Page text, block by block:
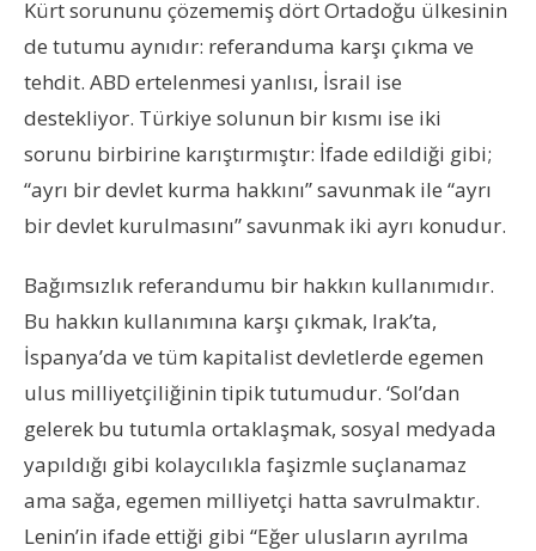
Kürt sorununu çözememiş dört Ortadoğu ülkesinin
de tutumu aynıdır: referanduma karşı çıkma ve
tehdit. ABD ertelenmesi yanlısı, İsrail ise
destekliyor. Türkiye solunun bir kısmı ise iki
sorunu birbirine karıştırmıştır: İfade edildiği gibi;
“ayrı bir devlet kurma hakkını” savunmak ile “ayrı
bir devlet kurulmasını” savunmak iki ayrı konudur.
Bağımsızlık referandumu bir hakkın kullanımıdır.
Bu hakkın kullanımına karşı çıkmak, Irak’ta,
İspanya’da ve tüm kapitalist devletlerde egemen
ulus milliyetçiliğinin tipik tutumudur. ‘Sol’dan
gelerek bu tutumla ortaklaşmak, sosyal medyada
yapıldığı gibi kolaycılıkla faşizmle suçlanamaz
ama sağa, egemen milliyetçi hatta savrulmaktır.
Lenin’in ifade ettiği gibi “Eğer ulusların ayrılma